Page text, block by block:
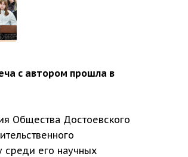
с автором прошла в
Общества Достоевского
среди его научных